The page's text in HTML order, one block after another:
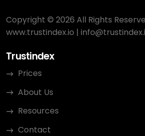
Copyright © 2026 All Rights
www.trustindex.io |
Trustindex
Prices
About Us
Resources
Contact